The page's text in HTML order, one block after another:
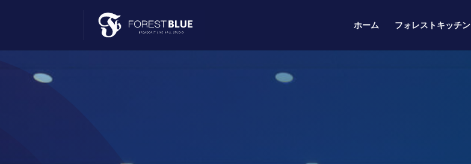
ホーム フォレストキッチン